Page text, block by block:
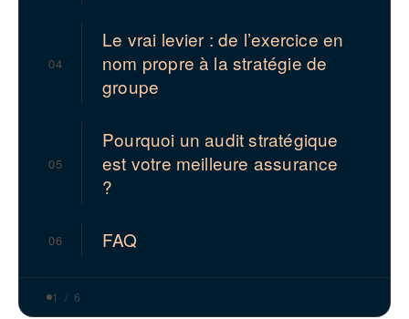
04
Le vrai levier : de l’exercice en
nom propre à la stratégie de
groupe
05
Pourquoi un audit stratégique
est votre meilleure assurance
?
06 FAQ
1 / 6